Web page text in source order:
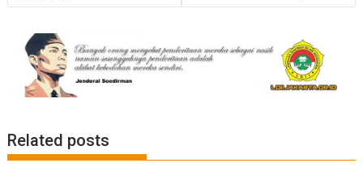
Related posts